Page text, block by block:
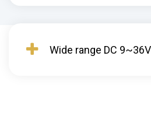
Wide range DC